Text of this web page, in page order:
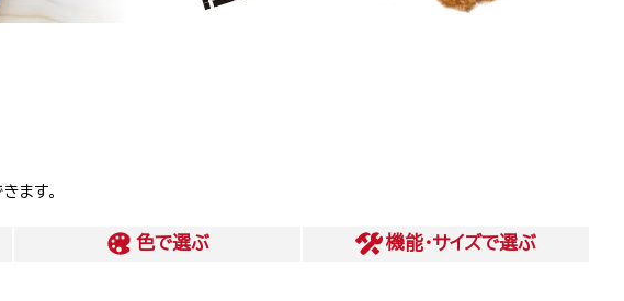
ます。
色で選ぶ 機能・サイズで選ぶ